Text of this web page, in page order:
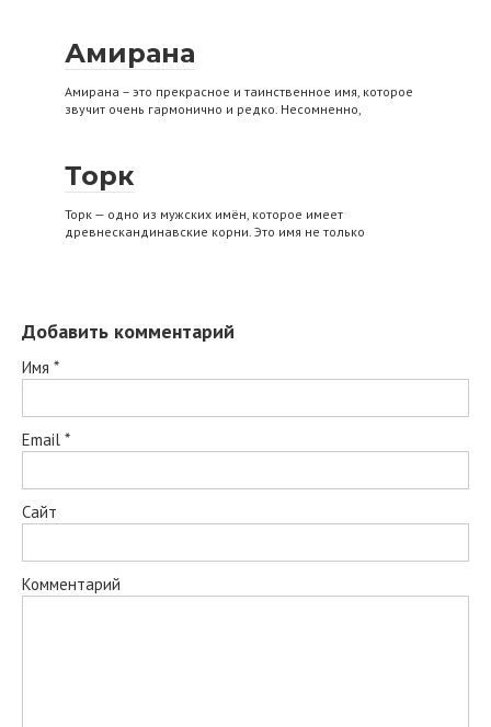
Амирана
Амирана – это прекрасное и таинственное имя, которое
звучит очень гармонично и редко. Несомненно,
Торк
Торк — одно из мужских имён, которое имеет
древнескандинавские корни. Это имя не только
Добавить комментарий
Имя *
Email *
Сайт
Комментарий